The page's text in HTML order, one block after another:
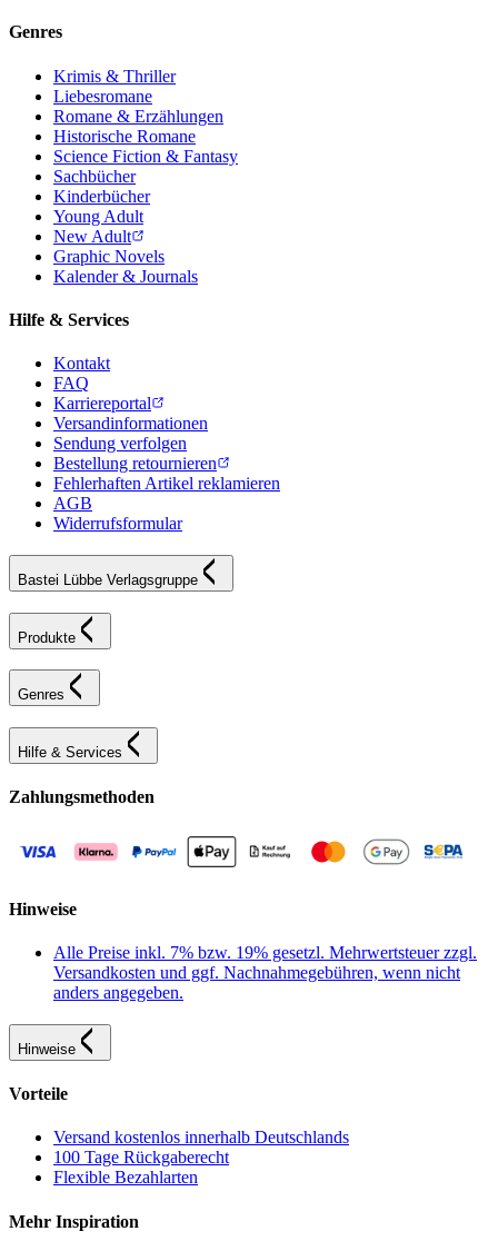
Genres
Krimis & Thriller
Liebesromane
Romane & Erzählungen
Historische Romane
Science Fiction & Fantasy
Sachbücher
Kinderbücher
Young Adult
New Adult
Graphic Novels
Kalender & Journals
Hilfe & Services
Kontakt
FAQ
Karriereportal
Versandinformationen
Sendung verfolgen
Bestellung retournieren
Fehlerhaften Artikel reklamieren
AGB
Widerrufsformular
Bastei Lübbe Verlagsgruppe
Produkte
Genres
Hilfe & Services
Zahlungsmethoden
Hinweise
Alle Preise inkl. 7% bzw. 19% gesetzl. Mehrwertsteuer zzgl.
Versandkosten und ggf. Nachnahmegebühren, wenn nicht
anders angegeben.
Hinweise
Vorteile
Versand kostenlos innerhalb Deutschlands
100 Tage Rückgaberecht
Flexible Bezahlarten
Mehr Inspiration